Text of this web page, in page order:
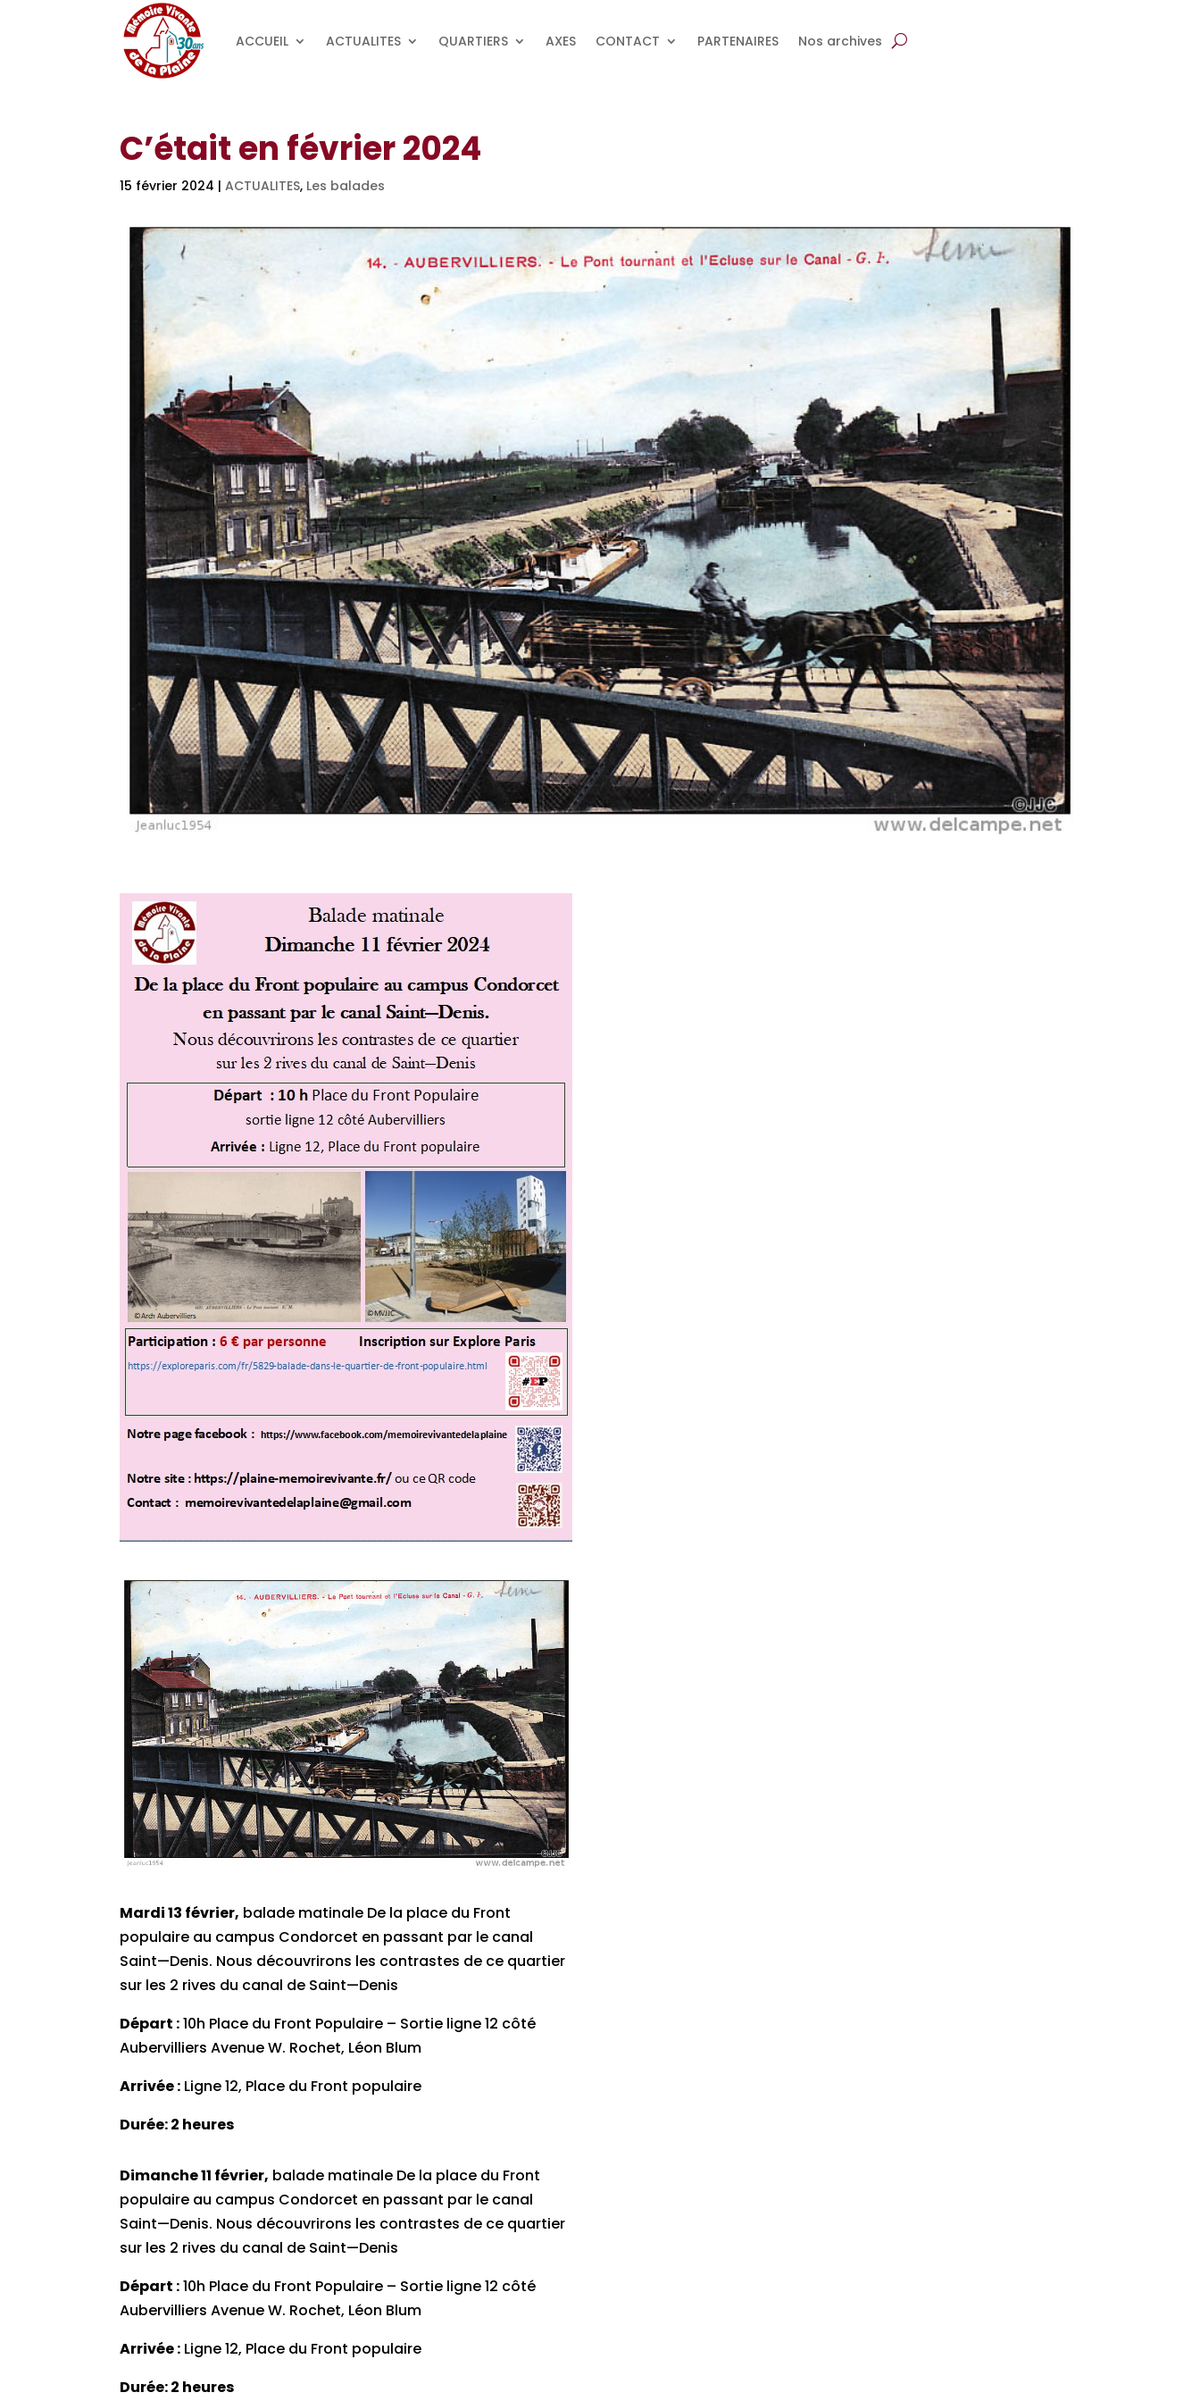
ACCUEIL ACTUALITES QUARTIERS AXES CONTACT PARTENAIRES Nos archives
C’était en février 2024
15 février 2024 |ACTUALITES, Les balades
Mardi 13 février, balade matinale De la place du Front
populaire au campus Condorcet en passant par le canal
Saint—Denis. Nous découvrirons les contrastes de ce quartier
sur les 2 rives du canal de Saint—Denis
Départ :10h Place du Front Populaire – Sortie ligne 12 côté
Aubervilliers Avenue W. Rochet, Léon Blum
Arrivée : Ligne 12, Place du Front populaire
Durée: 2 heures
Dimanche 11 février, balade matinale De la place du Front
populaire au campus Condorcet en passant par le canal
Saint—Denis. Nous découvrirons les contrastes de ce quartier
sur les 2 rives du canal de Saint—Denis
Départ :10h Place du Front Populaire – Sortie ligne 12 côté
Aubervilliers Avenue W. Rochet, Léon Blum
Arrivée : Ligne 12, Place du Front populaire
Durée: 2 heures